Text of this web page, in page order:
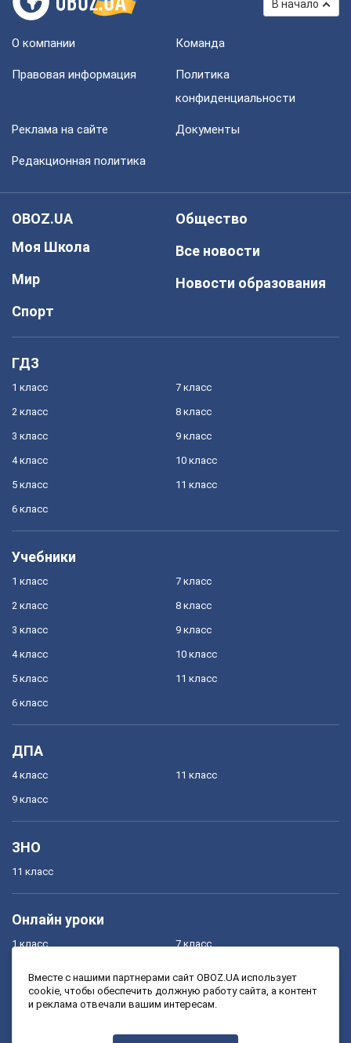
В начало
О компании Команда
Правовая информация
Политика
конфиденциальности
Реклама на сайте Документы
Редакционная политика
OBOZ.UA
Моя Школа
Мир
Спорт
Общество
Все новости
Новости образования
ГДЗ
1 класс
2 класс
3 класс
4 класс
5 класс
6 класс
7 класс
8 класс
9 класс
10 класс
11 класс
Учебники
1 класс
2 класс
3 класс
4 класс
5 класс
6 класс
7 класс
8 класс
9 класс
10 класс
11 класс
ДПА
4 класс
9 класс
11 класс
ЗНО
11 класс
Онлайн уроки
1 класс
3 класс
7 класс
9 класс
Вместе с нашими партнерами сайт OBOZ.UA использует
cookie, чтобы обеспечить должную работу сайта, а контент
и реклама отвечали вашим интересам.